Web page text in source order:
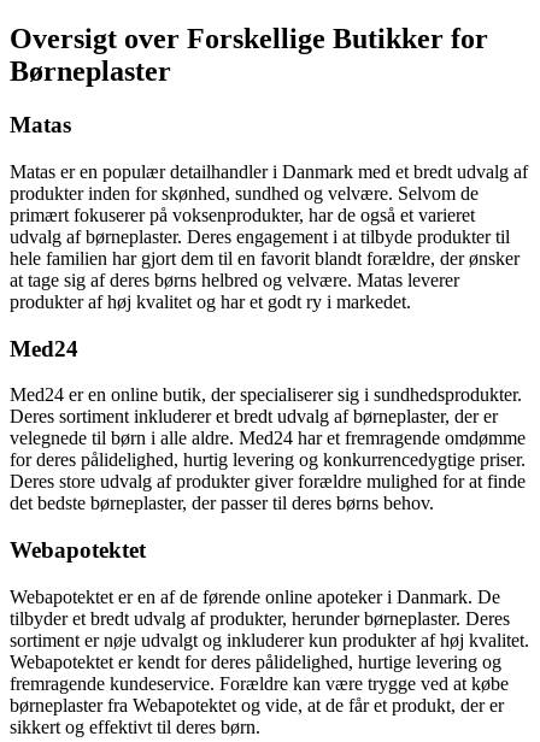
Oversigt over Forskellige Butikker for
Børneplaster
Matas
Matas er en populær detailhandler i Danmark med et bredt udvalg af
produkter inden for skønhed, sundhed og velvære. Selvom de
primært fokuserer på voksenprodukter, har de også et varieret
udvalg af børneplaster. Deres engagement i at tilbyde produkter til
hele familien har gjort dem til en favorit blandt forældre, der ønsker
at tage sig af deres børns helbred og velvære. Matas leverer
produkter af høj kvalitet og har et godt ry i markedet.
Med24
Med24 er en online butik, der specialiserer sig i sundhedsprodukter.
Deres sortiment inkluderer et bredt udvalg af børneplaster, der er
velegnede til børn i alle aldre. Med24 har et fremragende omdømme
for deres pålidelighed, hurtig levering og konkurrencedygtige priser.
Deres store udvalg af produkter giver forældre mulighed for at finde
det bedste børneplaster, der passer til deres børns behov.
Webapotektet
Webapotektet er en af de førende online apoteker i Danmark. De
tilbyder et bredt udvalg af produkter, herunder børneplaster. Deres
sortiment er nøje udvalgt og inkluderer kun produkter af høj kvalitet.
Webapotektet er kendt for deres pålidelighed, hurtige levering og
fremragende kundeservice. Forældre kan være trygge ved at købe
børneplaster fra Webapotektet og vide, at de får et produkt, der er
sikkert og effektivt til deres børn.